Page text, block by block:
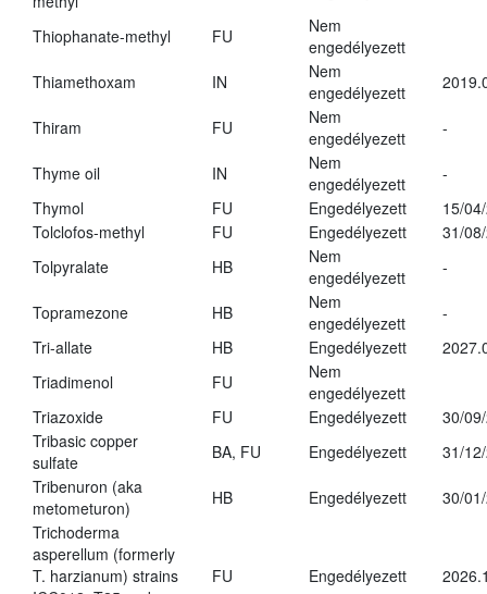
Thiophanate-methyl FU
Nem
engedélyezett
Thiamethoxam
IN
Nem
engedélyezett
Thiram FU
Nem
engedélyezett
-
Thyme oil IN
Nem
engedélyezett
-
Thymol
FU Engedélyezett
15/
Tolclofos-methyl
FU Engedélyezett
31/
Tolpyralate
HB
Nem
engedélyezett
-
Topramezone HB
Nem
engedélyezett
-
Tri-allate
HB Engedélyezett
Triadimenol
FU
Nem
engedélyezett
Triazoxide
FU Engedélyezett
30/
Tribasic copper
sulfate
BA, FU Engedélyezett
31/
Tribenuron (aka
metometuron)
HB Engedélyezett
30/
Trichoderma
asperellum (formerly
T. harzianum) strains
FU Engedélyezett